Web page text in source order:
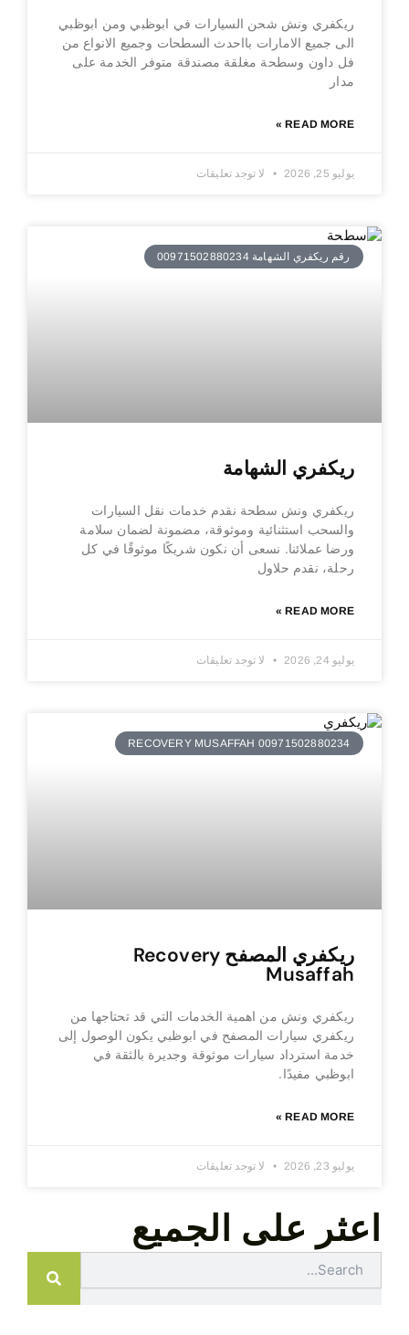
ريكفري ونش شحن السيارات في ابوظبي ومن ابوظبي
الى جميع الامارات بااحدث السطحات وجميع الانواع من
فل داون وسطحة مغلقة مصندقة متوفر الخدمة على
مدار
READ MORE »
يوليو 25, 2026 لا توجد تعليقات
رقم ريكفري الشهامة 00971502880234
ريكفري الشهامة
ريكفري ونش سطحة نقدم خدمات نقل السيارات
والسحب استثنائية وموثوقة، مضمونة لضمان سلامة
ورضا عملائنا. نسعى أن نكون شريكًا موثوقًا في كل
رحلة، نقدم حلاول
READ MORE »
يوليو 24, 2026 لا توجد تعليقات
RECOVERY MUSAFFAH 00971502880234
ريكفري المصفح Recovery
Musaffah
ريكفري ونش من اهمية الخدمات التي قد تحتاجها من
ريكفري سيارات المصفح في ابوظبي يكون الوصول إلى
خدمة استرداد سيارات موثوقة وجديرة بالثقة في
ابوظبي مفيدًا.
READ MORE »
يوليو 23, 2026 لا توجد تعليقات
اعثر على الجميع